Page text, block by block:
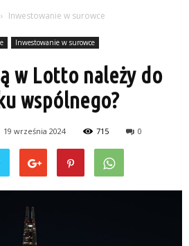
Inwestowanie w surowce
Inwestowanie w surowce
w Lotto należy do
wspólnego?
19 września 2024 715 0